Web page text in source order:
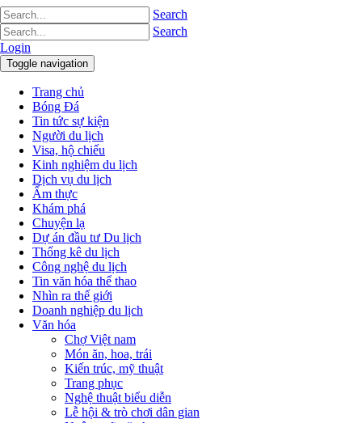
Search
Search
Login
Toggle navigation
Trang chủ
Bóng Đá
Tin tức sự kiện
Người du lịch
Visa, hộ chiếu
Kinh nghiệm du lịch
Dịch vụ du lịch
Ẩm thực
Khám phá
Chuyện lạ
Dự án đầu tư Du lịch
Thống kê du lịch
Công nghệ du lịch
Tin văn hóa thể thao
Nhìn ra thế giới
Doanh nghiệp du lịch
Văn hóa
Chợ Việt nam
Món ăn, hoa, trái
Kiến trúc, mỹ thuật
Trang phục
Nghệ thuật biểu diễn
Lễ hội & trò chơi dân gian